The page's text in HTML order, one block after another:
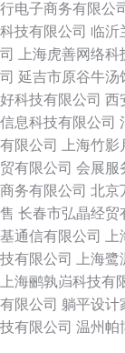
行电子商务有限公
科技有限公司 临沂
司
上海虎善网络科
司 延吉市原谷牛汤
好科技有限公司 西
信息科技有限公司
有限公司
上海竹
贸有限公司 会展服
商务有限公司 北京
售 长春市弘晶经贸
基通信有限公司
技有限公司
上海
上海鹂孰岿科技有
有限公司 躺平设计
技有限公司 温州帕